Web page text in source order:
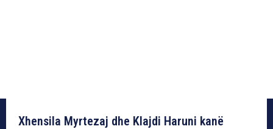
Xhensila Myrtezaj dhe Klajdi Haruni kanë